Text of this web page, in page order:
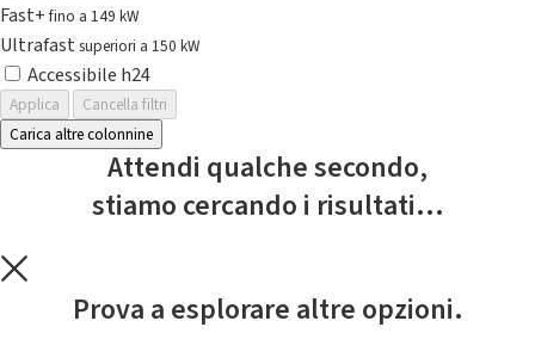
Fast+fino a 149 kW
Ultrafast superiori a 150 kW
Accessibile h24
Applica
Cancella filtri
Carica altre colonnine
Attendi qualche secondo,
stiamo cercando i risultati...
Prova a esplorare altre opzioni.